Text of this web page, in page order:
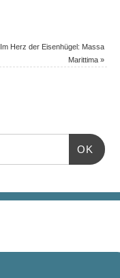
Im Herz der Eisenhügel: Massa
Marittima»
OK